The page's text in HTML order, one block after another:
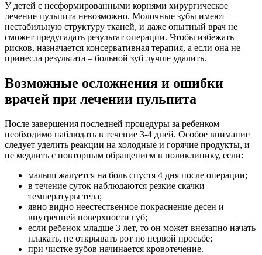
У детей с несформированными корнями хирургическое
лечение пульпита невозможно. Молочные зубы имеют
нестабильную структуру тканей, и даже опытный врач не
сможет предугадать результат операции. Чтобы избежать
рисков, назначается консервативная терапия, а если она не
принесла результата – больной зуб лучше удалить.
Возможные осложнения и ошибки
врачей при лечении пульпита
После завершения последней процедуры за ребенком
необходимо наблюдать в течение 3-4 дней. Особое внимание
следует уделить реакции на холодные и горячие продукты, и
не медлить с повторным обращением в поликлинику, если:
малыш жалуется на боль спустя 4 дня после операции;
в течение суток наблюдаются резкие скачки
температуры тела;
явно видно неестественное покраснение десен и
внутренней поверхности губ;
если ребенок младше 3 лет, то он может внезапно начать
плакать, не открывать рот по первой просьбе;
при чистке зубов начинается кровотечение.